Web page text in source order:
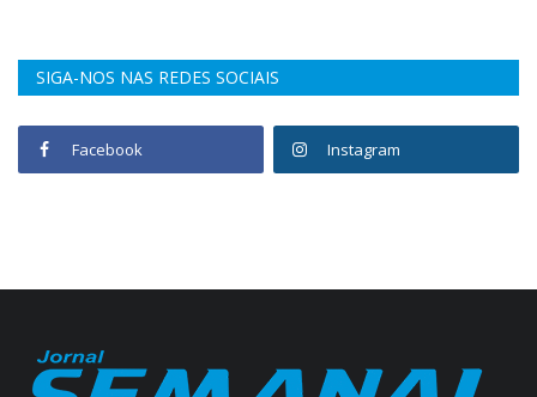
SIGA-NOS NAS REDES SOCIAIS
Facebook Instagram